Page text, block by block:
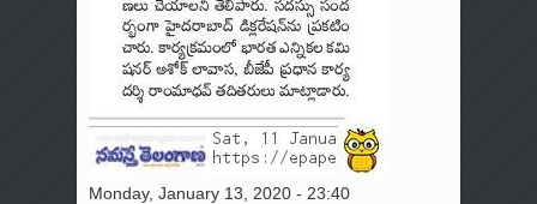
Monday, January 13, 2020 - 23:40